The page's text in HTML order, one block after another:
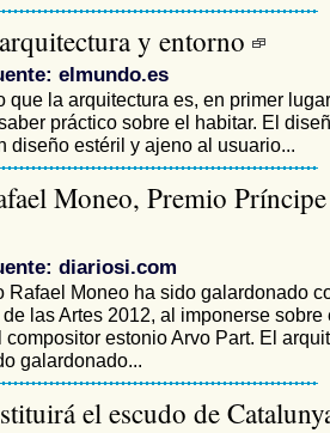
y entorno
elmundo.es
que la arquitectura es, en primer
práctico sobre el habitar. El
diseño estéril y ajeno al usuario...
Moneo, Premio
diariosi.com
Rafael Moneo ha sido galardonado
las Artes 2012, al imponerse sobre
compositor estonio Arvo Part. El
galardonado...
el escudo de